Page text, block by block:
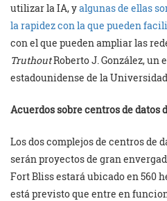
utilizar la IA, yalgunas de ellas
la rapidez con la que pueden
con el que pueden ampliar las
TruthoutRoberto J. González,
estadounidense de la
Acuerdos sobre centros de datos
Los dos complejos de centros de
serán proyectos de gran
Fort Bliss estará ubicado en 560
está previsto que entre en